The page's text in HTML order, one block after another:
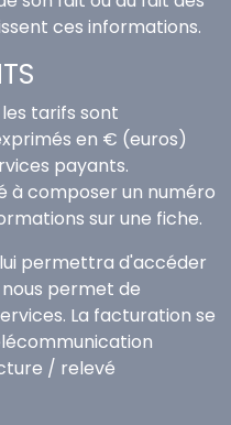
ces informations.
tarifs sont
en € (euros)
payants.
à composer un numéro
sur une fiche.
permettra d'accéder
permet de
La facturation se
/ relevé